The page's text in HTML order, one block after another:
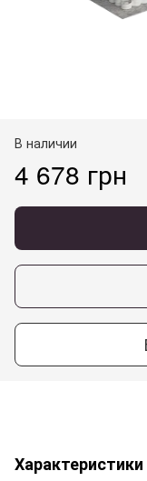
В наличии
4 678 грн
Характеристики